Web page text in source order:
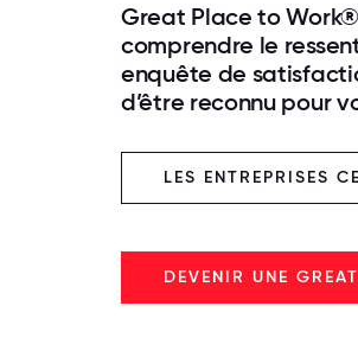
Great Place to
comprendre le
enquête de
d’être reconnu pour
LES ENTREPRISES
DEVENIR UNE